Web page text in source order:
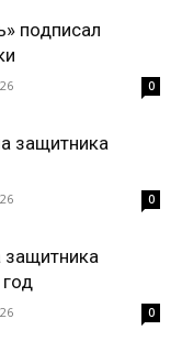
подписал
0
защитника
0
защитника
0